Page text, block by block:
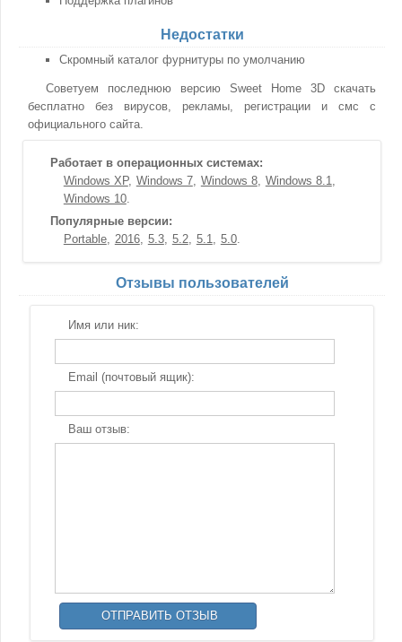
Недостатки
Скромный каталог фурнитуры по умолчанию
Советуем последнюю версию Sweet Home 3D скачать
бесплатно без вирусов, рекламы, регистрации и смс с
официального сайта.
Работает в операционных системах:
Windows XP
Windows 7 Windows 8
Windows 8.1
Windows 10
Популярные версии:
Portable
2016 5.3 5.2 5.1 5.0
Отзывы пользователей
Имя или ник:
Email (почтовый ящик):
Ваш отзыв: